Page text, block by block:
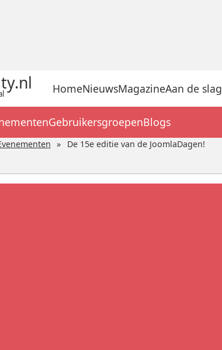
HomeNieuwsMagazineAan de slag
GebruikersgroepenBlogs
De 15e editie van de JoomlaDagen!